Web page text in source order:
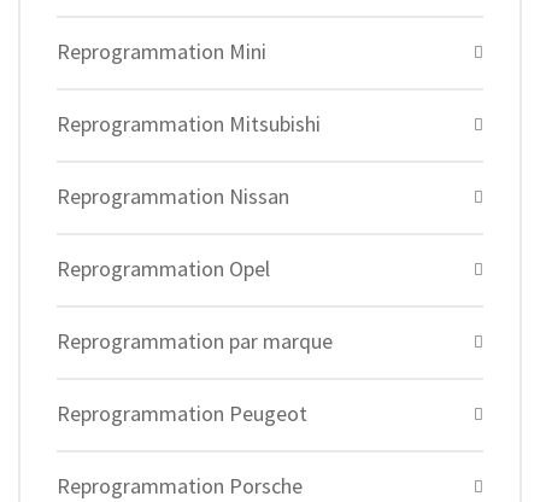
Reprogrammation Mini
Reprogrammation Mitsubishi
Reprogrammation Nissan
Reprogrammation Opel
Reprogrammation par marque
Reprogrammation Peugeot
Reprogrammation Porsche